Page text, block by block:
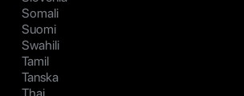
Somali
Suomi
Swahili
Tamil
Tanska